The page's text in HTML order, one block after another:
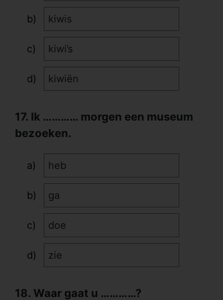
kiwis
kiwi’s
kiwiën
17. Ik ………… morgen een museum
bezoeken.
heb
ga
doe
zie
18. Waar gaat u …………?